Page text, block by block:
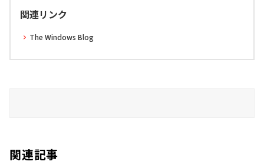
関連リンク
The Windows Blog
関連記事